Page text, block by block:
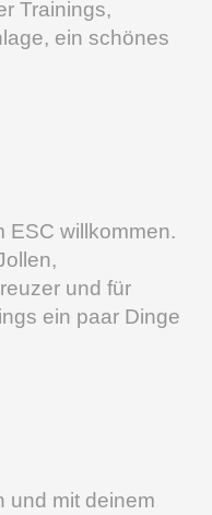
Trainings,
ein schönes
ESC willkommen.
und für
ein paar Dinge
und mit deinem